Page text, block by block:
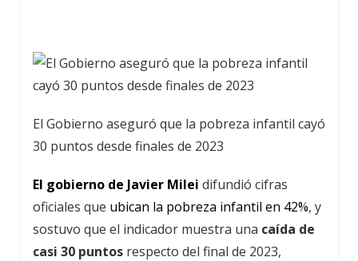
El Gobierno aseguró que la pobreza infantil cayó
30 puntos desde finales de 2023
El gobierno de Javier Milei difundió cifras
oficiales que ubican la pobreza infantil en 42%, y
sostuvo que el indicador muestra una caída de
casi 30 puntos respecto del final de 2023,